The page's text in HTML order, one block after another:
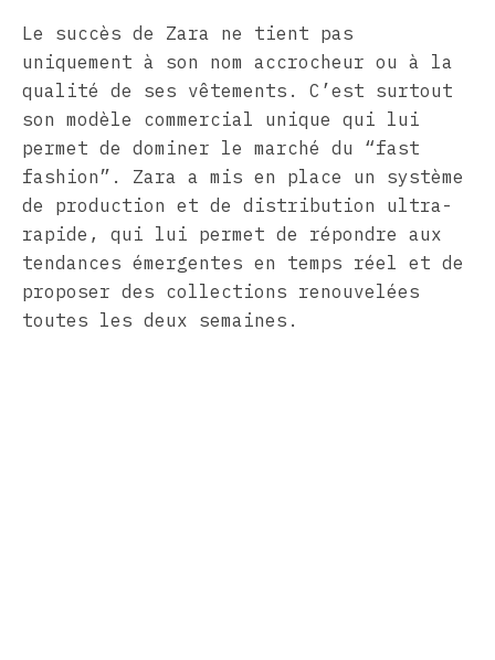
Le succès de Zara ne tient pas
uniquement à son nom accrocheur ou à la
qualité de ses vêtements. C’est surtout
son modèle commercial unique qui lui
permet de dominer le marché du “fast
fashion”. Zara a mis en place un système
de production et de distribution ultra-
rapide, qui lui permet de répondre aux
tendances émergentes en temps réel et de
proposer des collections renouvelées
toutes les deux semaines.